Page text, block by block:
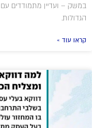
במשק – ועדיין מתמודדים
הגדולות.
קראו עוד »